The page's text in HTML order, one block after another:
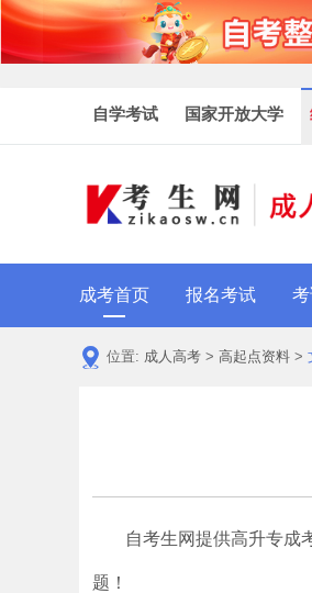
自学考试 国家开放大学
成考首页 报名考试
位置: 成人高考 > 高起点资料 >
自考生网提供高升专成
题！